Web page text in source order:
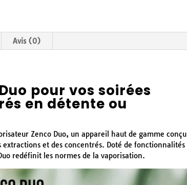
Avis (0)
pour vos soirées
en détente ou
Zenco Duo, un appareil haut de gamme conçu
et des concentrés. Doté de fonctionnalités
redéfinit les normes de la vaporisation.